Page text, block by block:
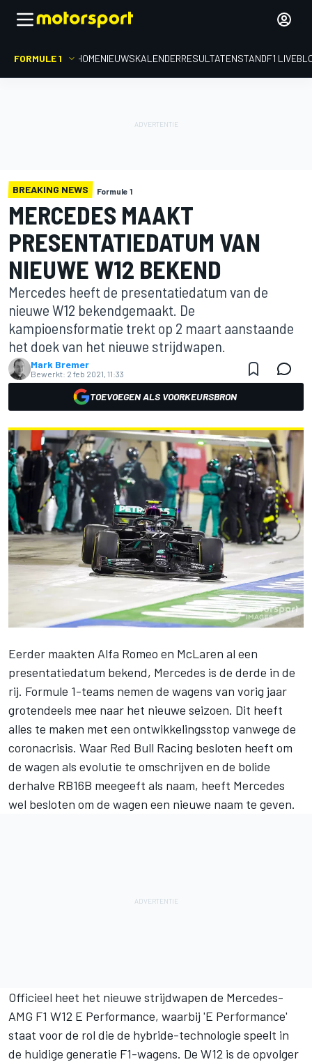
FORMULE 1 HOMENIEUWSKALENDERRESULTATENSTANDF1
BREAKING NEWS Formule 1
MERCEDES MAAKT
PRESENTATIEDATUM VAN
NIEUWE W12 BEKEND
Mercedes heeft de presentatiedatum van de
nieuwe W12 bekendgemaakt. De
kampioensformatie trekt op 2 maart aanstaande
het doek van het nieuwe strijdwapen.
Mark Bremer
Bewerkt: 2 feb 2021, 11:33
TOEVOEGEN ALS VOORKEURSBRON
Eerder maakten Alfa Romeo en McLaren al een
presentatiedatum bekend, Mercedes is de derde in de
rij. Formule 1-teams nemen de wagens van vorig jaar
grotendeels mee naar het nieuwe seizoen. Dit heeft
alles te maken met een ontwikkelingsstop vanwege de
coronacrisis. Waar Red Bull Racing besloten heeft om
de wagen als evolutie te omschrijven en de bolide
derhalve RB16B meegeeft als naam, heeft Mercedes
wel besloten om de wagen een nieuwe naam te geven.
Officieel heet het nieuwe strijdwapen de Mercedes-
AMG F1 W12 E Performance, waarbij 'E Performance'
staat voor de rol die de hybride-technologie speelt in
de huidige generatie F1-wagens. De W12 is de opvolger